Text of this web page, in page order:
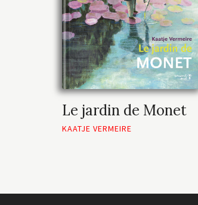
Le jardin de Monet
KAATJE VERMEIRE